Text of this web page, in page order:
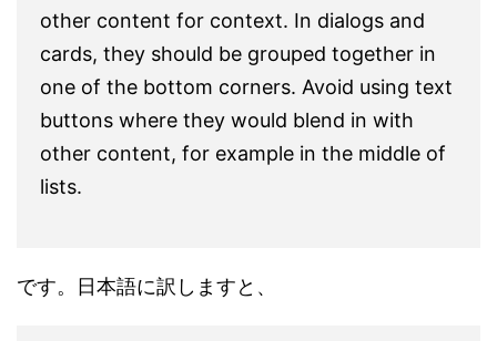
other content for context. In dialogs and
cards, they should be grouped together in
one of the bottom corners. Avoid using text
buttons where they would blend in with
other content, for example in the middle of
lists.
です。日本語に訳しますと、